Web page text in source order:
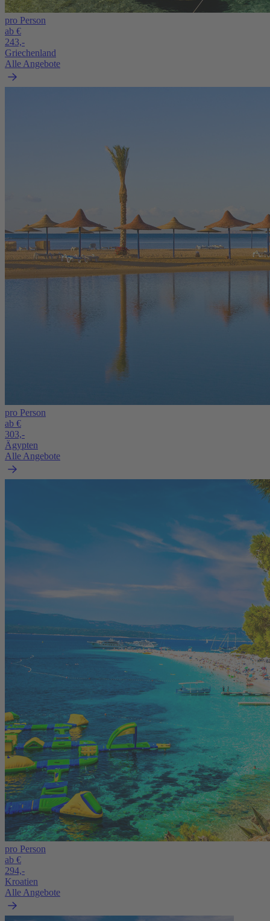
pro Person
ab €
243,-
Griechenland
Alle Angebote
pro Person
ab €
303,-
Ägypten
Alle Angebote
pro Person
ab €
294,-
Kroatien
Alle Angebote